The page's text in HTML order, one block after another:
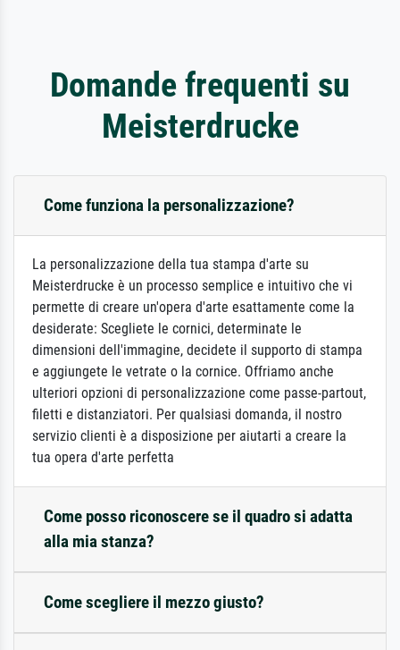
Domande frequenti su
Meisterdrucke
Come funziona la personalizzazione?
La personalizzazione della tua stampa d'arte su
Meisterdrucke è un processo semplice e intuitivo che vi
permette di creare un'opera d'arte esattamente come la
desiderate: Scegliete le cornici, determinate le
dimensioni dell'immagine, decidete il supporto di stampa
e aggiungete le vetrate o la cornice. Offriamo anche
ulteriori opzioni di personalizzazione come passe-partout,
filetti e distanziatori. Per qualsiasi domanda, il nostro
servizio clienti è a disposizione per aiutarti a creare la
tua opera d'arte perfetta
Come posso riconoscere se il quadro si adatta
alla mia stanza?
Come scegliere il mezzo giusto?